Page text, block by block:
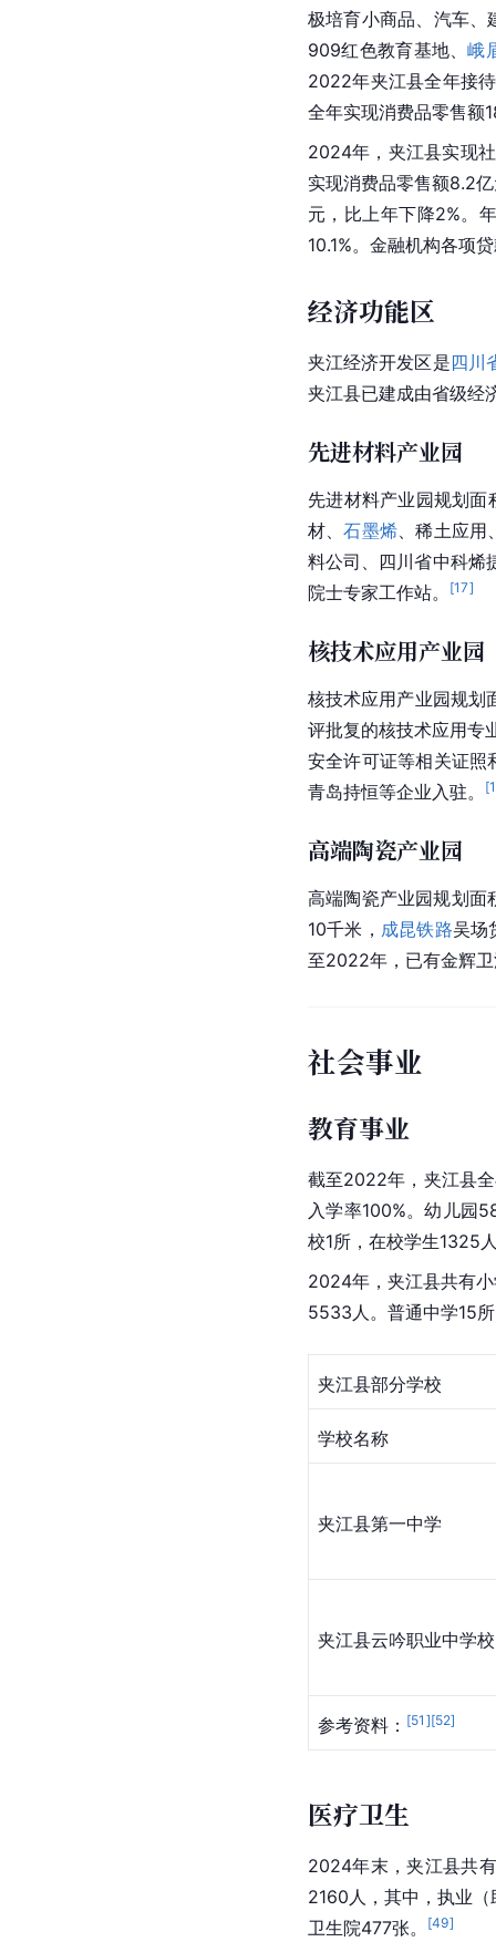
极培育小商品、汽车、
909红色教育基地、峨
2022年夹江县全年接
全年实现消费品零售额
2024年，夹江县实现
实现消费品零售额8.2
元，比上年下降2%。
10.1%。金融机构各项
经济功能区
夹江经济开发区是四川
夹江县已建成由省级经
先进材料产业园
先进材料产业园规划面
材 、石墨烯 、稀土应用
料公司、 四川省中科烯
院士专家工作站。
[17]
核技术应用产业园
核技术应用产业园规划
评批复的核技术应用专
安全许可证等相关证照
青岛持恒等企业入驻。
[
高端陶瓷产业园
高端陶瓷产业园规划面
10千米， 成昆铁路吴场
至2022年，已有金辉
社会事业
教育事业
截至2022年，夹江县
入学率100%。幼儿园
校1所，在校学生1325
2024年，夹江县共有
5533人。普通中学15
夹江县部分学校
学校名称
夹江县第一中学
夹江县云吟职业中学校
参考资料： [51 ][52]
医疗卫生
2024年末，夹江县共
2160人，其中，执业
卫生院477张。
[49]